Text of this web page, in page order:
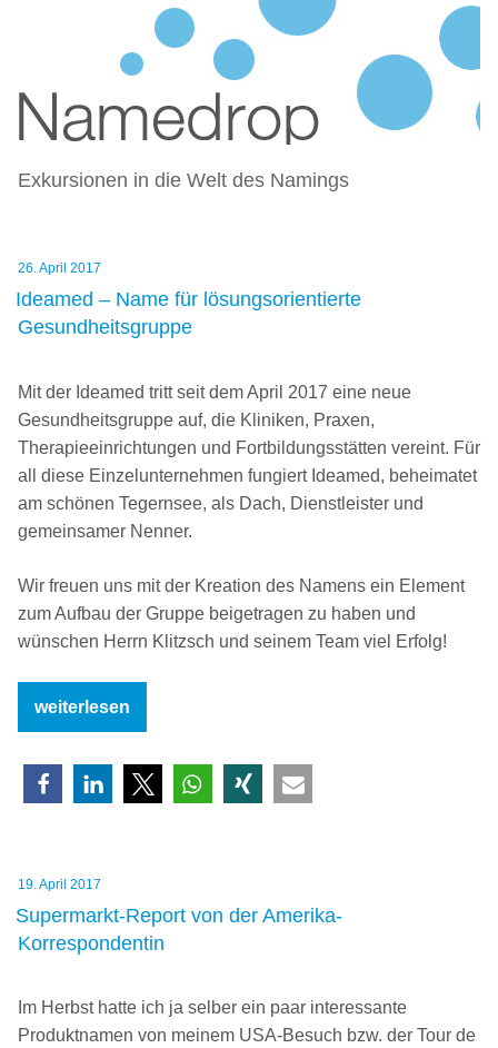
NAMEDROP – BLOG ZU
NAMENSFINDUNG UND NAMING
Exkursionen in die Welt des Namings
Veröffentlicht
am
26. April 2017
Ideamed – Name für lösungsorientierte
Gesundheitsgruppe
Mit der Ideamed tritt seit dem April 2017 eine neue
Gesundheitsgruppe auf, die Kliniken, Praxen,
Therapieeinrichtungen und Fortbildungsstätten vereint. Für
all diese Einzelunternehmen fungiert Ideamed, beheimatet
am schönen Tegernsee, als Dach, Dienstleister und
gemeinsamer Nenner.
Wir freuen uns mit der Kreation des Namens ein Element
zum Aufbau der Gruppe beigetragen zu haben und
wünschen Herrn Klitzsch und seinem Team viel Erfolg!
„Ideamed
–
Name
für
weiterlesen
Veröffentlicht
am
19. April 2017
Supermarkt-Report von der Amerika-
Korrespondentin
Im Herbst hatte ich ja selber ein paar interessante
Produktnamen von meinem USA-Besuch bzw. der Tour de